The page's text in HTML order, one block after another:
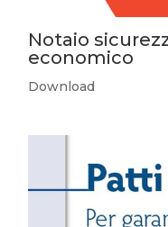
Notaio
economico
Download